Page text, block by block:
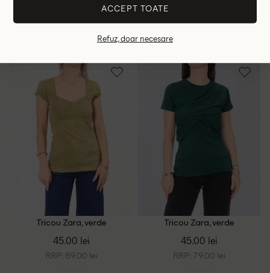
Tricou Zara, verde
45.00 lei
RRP: 89.00 lei
Tricou Zara, verde
45.00 lei
RRP: 79.00 lei
ACCEPT TOATE
Refuz, doar necesare